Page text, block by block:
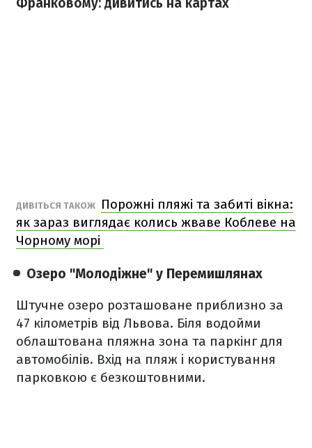
Франковому: дивитись на картах
ДИВІТЬСЯ ТАКОЖ
Порожні пляжі та забиті вікна:
як зараз виглядає колись жваве Коблеве на
Чорному морі
Озеро "Молодіжне" у Перемишлянах
Штучне озеро розташоване приблизно за
47 кілометрів від Львова. Біля водойми
облаштована пляжна зона та паркінг для
автомобілів. Вхід на пляж і користування
парковкою є безкоштовними.